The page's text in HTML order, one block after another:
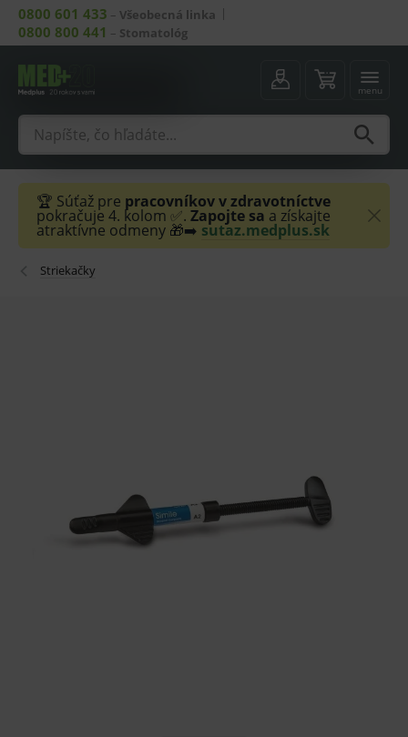
0800 601 433 – Všeobecná linka
0800 800 441 – Stomatológ
menu
🏆 Súťaž pre pracovníkov v zdravotníctve
pokračuje 4. kolom ✅. Zapojte sa a získajte
atraktívne odmeny 🎁➡️ sutaz.medplus.sk
Striekačky